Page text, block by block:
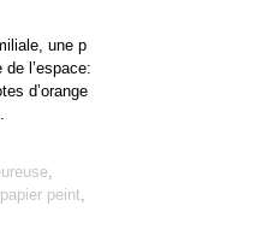
une p
l’espace:
d’orange
,
papier peint,